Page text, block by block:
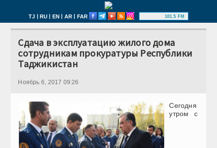
TJ | RU | EN | AR | FAR 101.5 FM
Сдача в эксплуатацию жилого дома
сотрудникам прокуратуры Республики
Таджикистан
Ноябрь 6, 2017 09:26
Сегодня
утром с